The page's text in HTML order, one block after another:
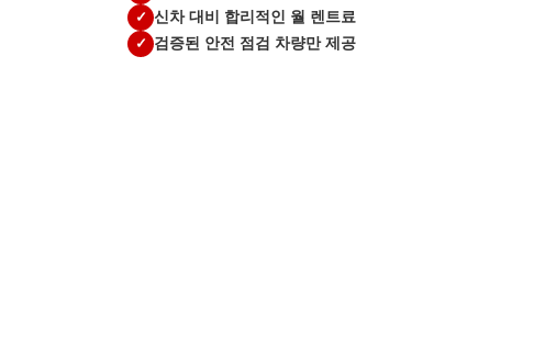
✓ 신차 대비 합리적인 월 렌트료
✓ 검증된 안전 점검 차량만 제공